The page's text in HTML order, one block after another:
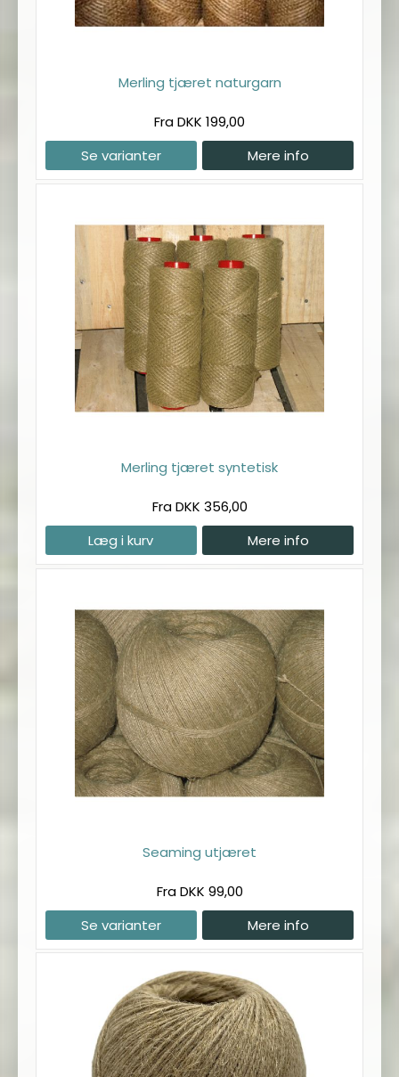
Merling tjæret naturgarn
Fra DKK 199,00
Se varianter
Mere info
Merling tjæret syntetisk
Fra DKK 356,00
Læg i kurv
Mere info
Seaming utjæret
Fra DKK 99,00
Se varianter
Mere info